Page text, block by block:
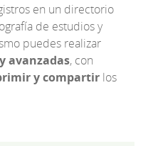
en un directorio
de estudios y
puedes realizar
avanzadas, con
y compartir los